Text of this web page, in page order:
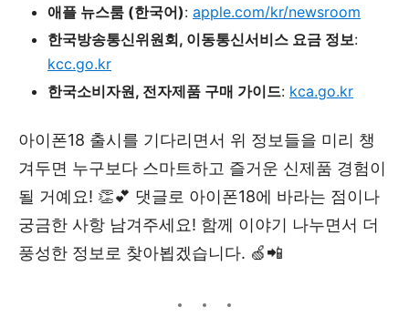
애플 뉴스룸 (한국어): apple.com/kr/newsroom
한국방송통신위원회, 이동통신서비스 요금 정보:
kcc.go.kr
한국소비자원, 전자제품 구매 가이드: kca.go.kr
아이폰18 출시를 기다리면서 위 정보들을 미리 챙
겨두면 누구보다 스마트하고 즐거운 신제품 경험이
될 거예요! 👏💕 댓글로 아이폰18에 바라는 점이나
궁금한 사항 남겨주세요! 함께 이야기 나누면서 더
풍성한 정보로 찾아뵙겠습니다. 🍏📲